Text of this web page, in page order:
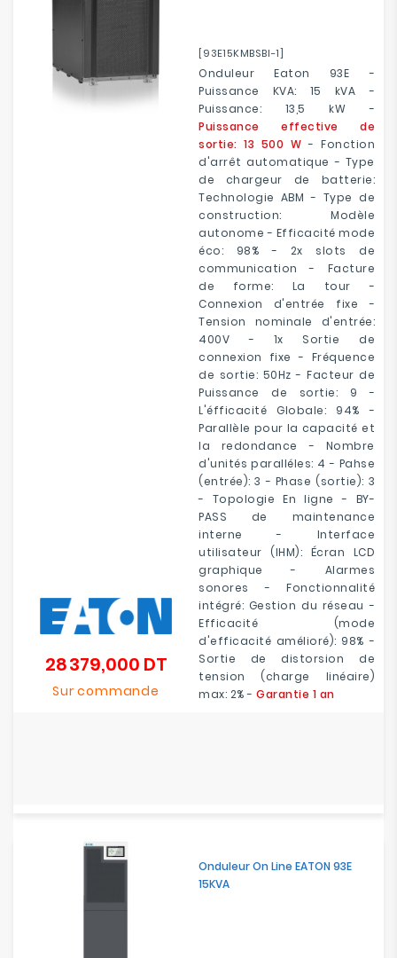
[93E15KMBSBI-1]
Onduleur Eaton 93E -
Puissance KVA: 15 kVA -
Puissance: 13,5 kW -
Puissance effective de
sortie: 13 500 W - Fonction
d'arrêt automatique - Type
de chargeur de batterie:
Technologie ABM - Type de
construction: Modèle
autonome - Efficacité mode
éco: 98% - 2x slots de
communication - Facture
de forme: La tour -
Connexion d'entrée fixe -
Tension nominale d'entrée:
400V - 1x Sortie de
connexion fixe - Fréquence
de sortie: 50Hz - Facteur de
Puissance de sortie: 9 -
L'éfficacité Globale: 94% -
Parallèle pour la capacité et
la redondance - Nombre
d'unités paralléles: 4 - Pahse
(entrée): 3 - Phase (sortie): 3
- Topologie En ligne - BY-
PASS de maintenance
interne - Interface
utilisateur (IHM): Écran LCD
graphique - Alarmes
sonores - Fonctionnalité
intégré: Gestion du réseau -
Efficacité (mode
d'efficacité amélioré): 98% -
Sortie de distorsion de
tension (charge linéaire)
max: 2% - Garantie 1 an
28 379,000 DTPrix
Sur commande
Onduleur On Line EATON 93E
15KVA